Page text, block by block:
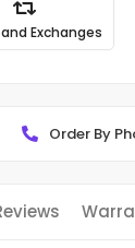
Exchanges
Order By